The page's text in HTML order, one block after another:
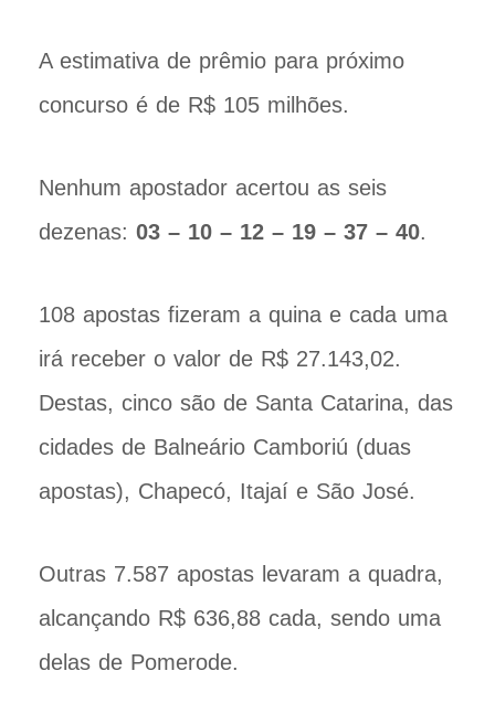
A estimativa de prêmio para próximo
concurso é de R$ 105 milhões.
Nenhum apostador acertou as seis
dezenas: 03 – 10 – 12 – 19 – 37 – 40.
108 apostas fizeram a quina e cada uma
irá receber o valor de R$ 27.143,02.
Destas, cinco são de Santa Catarina, das
cidades de Balneário Camboriú (duas
apostas), Chapecó, Itajaí e São José.
Outras 7.587 apostas levaram a quadra,
alcançando R$ 636,88 cada, sendo uma
delas de Pomerode.